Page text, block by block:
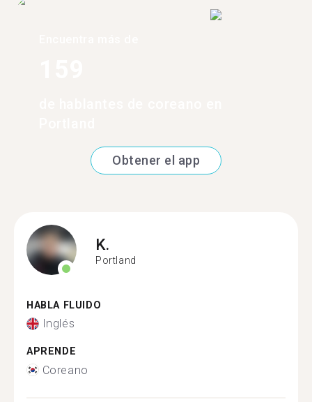
Obtener el app
K.
Portland
HABLA FLUIDO
Inglés
APRENDE
Coreano